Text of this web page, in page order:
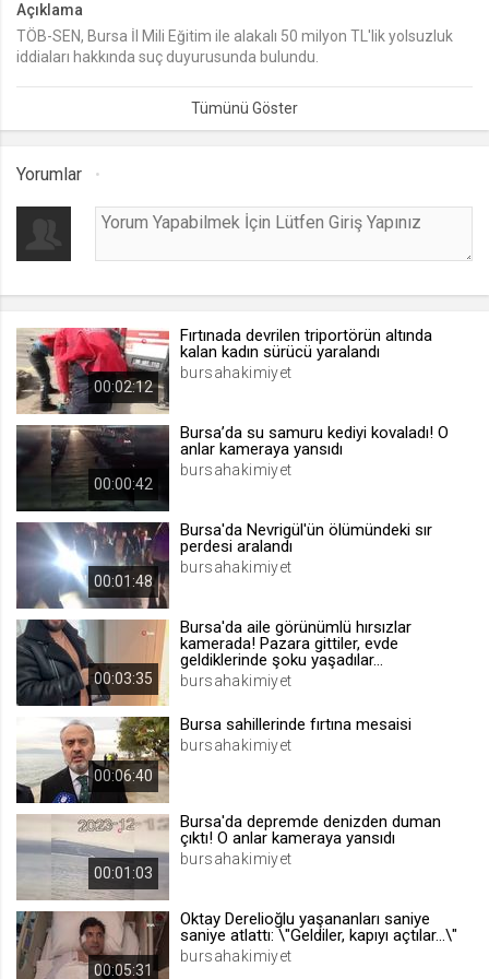
lang
.web.tv
Seçilen dil tercihini tutmak
.web.tv
[hash]
.web.tv
Site içeriği önerme
1 yıl
voteLike*
.web.tv
İsimsiz ziyaretçi için site içeriği
1 ay
.web.tv
İsimsiz ziyaretçi için site içeriği
Açıklama
TÖB-SEN, Bursa İl Mili Eğitim ile alakalı 50 milyon TL'lik yolsuzluk
iddiaları hakkında suç duyurusunda bulundu.
Yorumlar
00:02:12
Fırtınada devrilen triportörün altında
kalan kadın sürücü yaralandı
bursahakimiyet
00:00:42
Bursa’da su samuru kediyi kovaladı! O
anlar kameraya yansıdı
bursahakimiyet
00:01:48
Bursa'da Nevrigül'ün ölümündeki sır
perdesi aralandı
bursahakimiyet
00:03:35
Bursa'da aile görünümlü hırsızlar
kamerada! Pazara gittiler, evde
geldiklerinde şoku yaşadılar...
bursahakimiyet
00:06:40
Bursa sahillerinde fırtına mesaisi
bursahakimiyet
00:01:03
Bursa'da depremde denizden duman
çıktı! O anlar kameraya yansıdı
bursahakimiyet
00:05:31
Oktay Derelioğlu yaşananları saniye
saniye atlattı: \"Geldiler, kapıyı açtılar...\"
bursahakimiyet